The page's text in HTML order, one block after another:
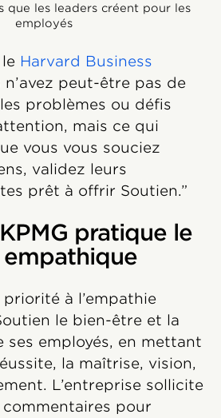
que les leaders créent pour les
employés
Harvard Business
n’avez peut-être pas de
problèmes ou défis
mais ce qui
vous vous souciez
validez leurs
prêt à offrir Soutien.”
pratique le
à l’empathie
le bien-être et la
ses employés, en mettant
la maîtrise, vision,
L’entreprise sollicite
pour